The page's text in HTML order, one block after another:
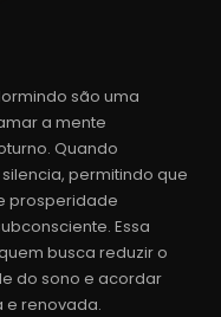
são uma
a mente
Quando
permitindo que
prosperidade
Essa
busca reduzir o
do sono e acordar
e renovada.